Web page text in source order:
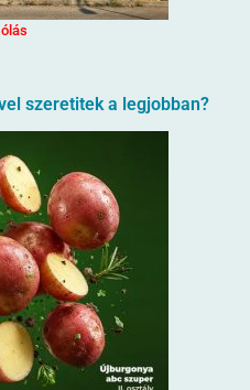
szeretitek a legjobban?